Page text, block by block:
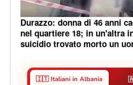
Durazzo: donna di 46 anni
nel quartiere 18; in un'altra
suicidio trovato morto un
🇮🇹 Italiani in Albania